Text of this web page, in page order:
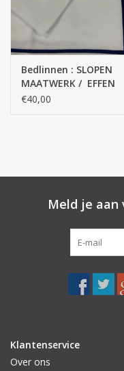
Bedlinnen : SLOPEN
MAATWERK / EFFEN
KLEUREN TOP
€40,00
Meld je aan
Klantenservice
Over ons